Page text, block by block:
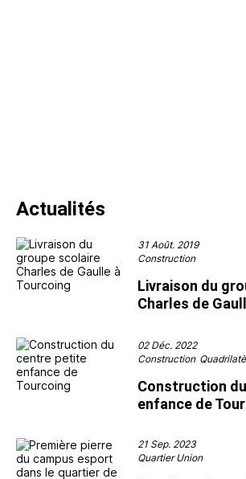
Actualités
31 Août. 2019
Construction
Livraison du
Charles de
02 Déc. 2022
Construction
Construction
enfance de
21 Sep. 2023
Quartier Union